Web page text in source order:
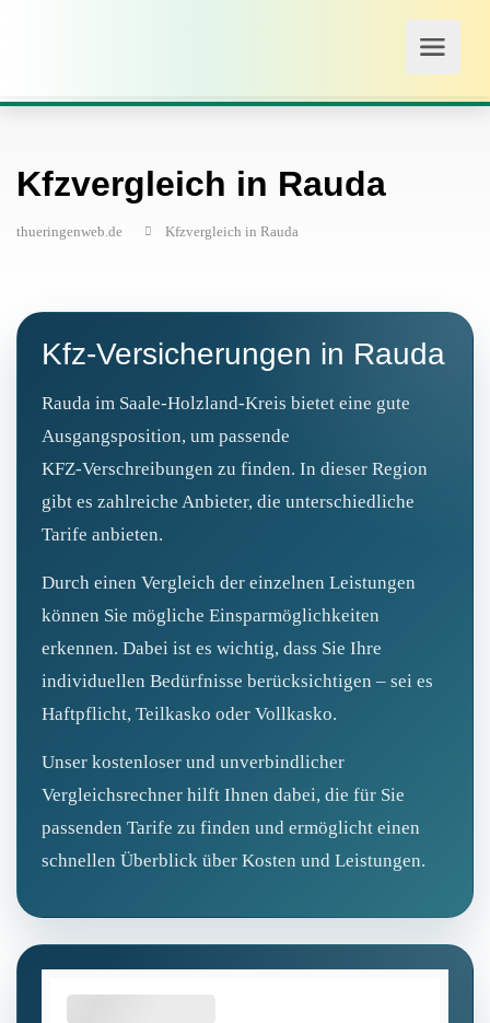
Kfzvergleich in Rauda
thueringenweb.de Kfzvergleich in Rauda
Kfz‑Versicherungen in Rauda
Rauda im Saale-Holzland-Kreis bietet eine gute
Ausgangsposition, um passende
KFZ‑Verschreibungen zu finden. In dieser Region
gibt es zahlreiche Anbieter, die unterschiedliche
Tarife anbieten.
Durch einen Vergleich der einzelnen Leistungen
können Sie mögliche Einsparmöglichkeiten
erkennen. Dabei ist es wichtig, dass Sie Ihre
individuellen Bedürfnisse berücksichtigen – sei es
Haftpflicht, Teilkasko oder Vollkasko.
Unser kostenloser und unverbindlicher
Vergleichsrechner hilft Ihnen dabei, die für Sie
passenden Tarife zu finden und ermöglicht einen
schnellen Überblick über Kosten und Leistungen.